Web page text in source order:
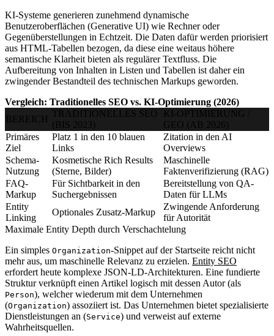
KI-Systeme generieren zunehmend dynamische
Benutzeroberflächen (Generative UI) wie Rechner oder
Gegenüberstellungen in Echtzeit. Die Daten dafür werden priorisiert
aus HTML-Tabellen bezogen, da diese eine weitaus höhere
semantische Klarheit bieten als regulärer Textfluss. Die
Aufbereitung von Inhalten in Listen und Tabellen ist daher ein
zwingender Bestandteil des technischen Markups geworden.
Vergleich: Traditionelles SEO vs. KI-Optimierung (2026)
BEREICH
TRADITIONELLES SEO
(BIS 2023)
KI-OPTIMIERUNG /
GEO (AB 2026)
Primäres
Ziel
Platz 1 in den 10 blauen
Links
Zitation in den AI
Overviews
Schema-
Nutzung
Kosmetische Rich Results
(Sterne, Bilder)
Maschinelle
Faktenverifizierung (RAG)
FAQ-
Markup
Für Sichtbarkeit in den
Suchergebnissen
Bereitstellung von QA-
Daten für LLMs
Entity
Linking
Optionales Zusatz-Markup
Zwingende Anforderung
für Autorität
Maximale Entity Depth durch Verschachtelung
Ein simples Organization-Snippet auf der Startseite reicht nicht
mehr aus, um maschinelle Relevanz zu erzielen. Entity SEO
erfordert heute komplexe JSON-LD-Architekturen. Eine fundierte
Struktur verknüpft einen Artikel logisch mit dessen Autor (als
Person), welcher wiederum mit dem Unternehmen
(Organization) assoziiert ist. Das Unternehmen bietet spezialisierte
Dienstleistungen an (Service) und verweist auf externe
Wahrheitsquellen.